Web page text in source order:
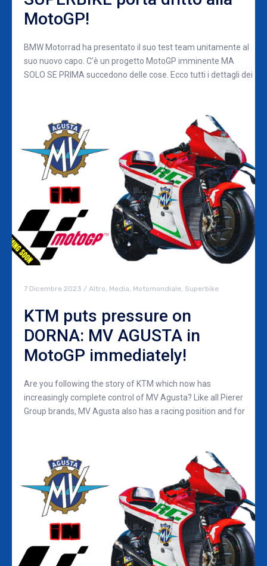
MotoGP!
BMW Motorrad ha presentato il suo test team unitamente al
suo nuovo capo. C’è un progetto MotoGP imminente MA
SOLO SE PRIMA succedono delle cose. Ecco tutti i dettagli dei
7 Dicembre 2023 / Altro Media Motomondiale Superbike
KTM puts pressure on
DORNA: MV AGUSTA in
MotoGP immediately!
Are you following the story of KTM which now has
increasingly complete control of MV Agusta? Like all Pierer
Group brands, MV Agusta also has a racing position and for